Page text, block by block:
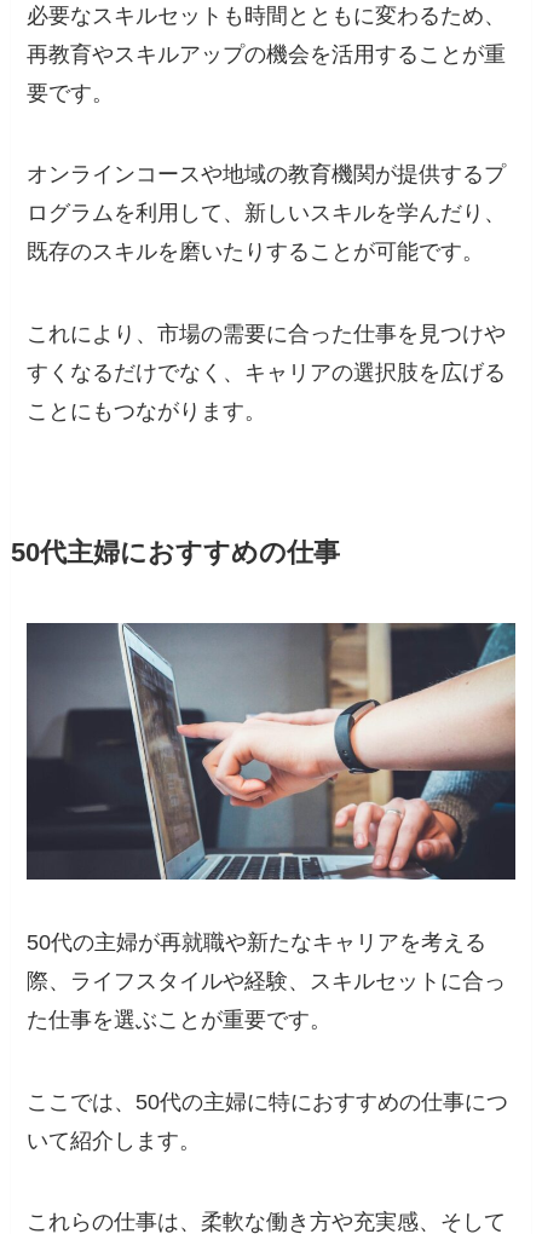
必要なスキルセットも時間とともに変わるため、
再教育やスキルアップの機会を活用することが重
要です。
オンラインコースや地域の教育機関が提供するプ
ログラムを利用して、新しいスキルを学んだり、
既存のスキルを磨いたりすることが可能です。
これにより、市場の需要に合った仕事を見つけや
すくなるだけでなく、キャリアの選択肢を広げる
ことにもつながります。
50代主婦におすすめの仕事
50代の主婦が再就職や新たなキャリアを考える
際、ライフスタイルや経験、スキルセットに合っ
た仕事を選ぶことが重要です。
ここでは、50代の主婦に特におすすめの仕事につ
いて紹介します。
これらの仕事は、柔軟な働き方や充実感、そして